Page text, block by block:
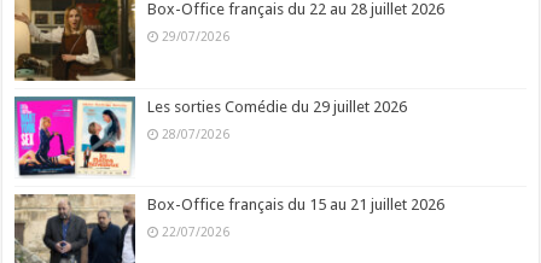
Box-Office français du 22 au 28 juillet 2026
29/07/2026
Les sorties Comédie du 29 juillet 2026
28/07/2026
Box-Office français du 15 au 21 juillet 2026
22/07/2026